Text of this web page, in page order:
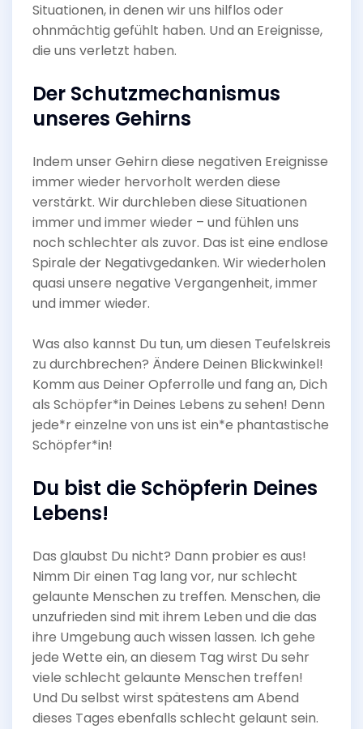
Situationen, in denen wir uns hilflos oder
ohnmächtig gefühlt haben. Und an Ereignisse,
die uns verletzt haben.
Der Schutzmechanismus
unseres Gehirns
Indem unser Gehirn diese negativen Ereignisse
immer wieder hervorholt werden diese
verstärkt. Wir durchleben diese Situationen
immer und immer wieder – und fühlen uns
noch schlechter als zuvor. Das ist eine endlose
Spirale der Negativgedanken. Wir wiederholen
quasi unsere negative Vergangenheit, immer
und immer wieder.
Was also kannst Du tun, um diesen Teufelskreis
zu durchbrechen? Ändere Deinen Blickwinkel!
Komm aus Deiner Opferrolle und fang an, Dich
als Schöpfer*in Deines Lebens zu sehen! Denn
jede*r einzelne von uns ist ein*e phantastische
Schöpfer*in!
Du bist die Schöpferin Deines
Lebens!
Das glaubst Du nicht? Dann probier es aus!
Nimm Dir einen Tag lang vor, nur schlecht
gelaunte Menschen zu treffen. Menschen, die
unzufrieden sind mit ihrem Leben und die das
ihre Umgebung auch wissen lassen. Ich gehe
jede Wette ein, an diesem Tag wirst Du sehr
viele schlecht gelaunte Menschen treffen!
Und Du selbst wirst spätestens am Abend
dieses Tages ebenfalls schlecht gelaunt sein.